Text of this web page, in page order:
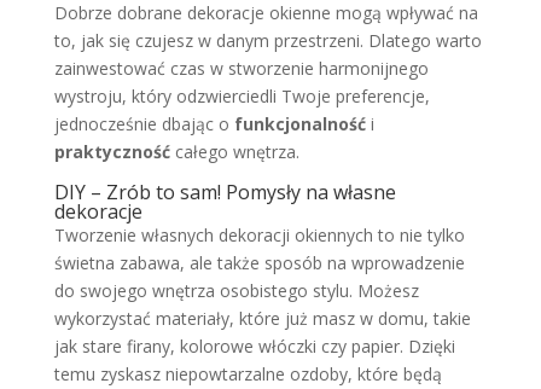
Dobrze dobrane dekoracje okienne mogą wpływać na
to, jak się czujesz w danym przestrzeni. Dlatego warto
zainwestować czas w stworzenie harmonijnego
wystroju, który odzwierciedli Twoje preferencje,
jednocześnie dbając o funkcjonalnośći
praktycznośćcałego wnętrza.
DIY – Zrób to sam! Pomysły na własne
dekoracje
Tworzenie własnych dekoracji okiennych to nie tylko
świetna zabawa, ale także sposób na wprowadzenie
do swojego wnętrza osobistego stylu. Możesz
wykorzystać materiały, które już masz w domu, takie
jak stare firany, kolorowe włóczki czy papier. Dzięki
temu zyskasz niepowtarzalne ozdoby, które będą